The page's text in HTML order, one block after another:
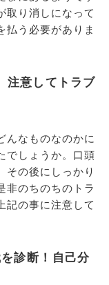
取り消しになって
払う必要がありま
注意してトラブ
んなものなのかに
でしょうか。口頭
その後にしっかり
非のちのちのトラ
記の事に注意して
診断！自己分